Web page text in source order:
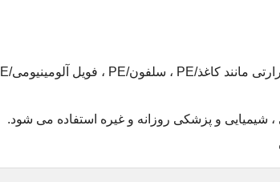
، شیمیایی و پزشکی روزانه و غیره استفاده می شود.